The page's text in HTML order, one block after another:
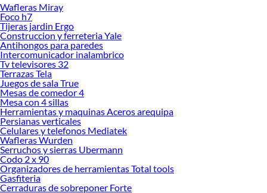
necesario para cada uno de tus proyectos en las mejores marcas de calidad y con
garantía.
Precios de Menaje Cocina en Sodimac Perú
Si buscar ahorrar, estás en la tienda correcta porque en Sodimac tenemos
nuestra política de precios bajos garantizados en Menaje Cocina, así que no
dudes más y compra online este producto con sus complementos para que
termines tu proyecto al 100% a un costo económico. Además, elige entre las
opciones de delivery o recojo en tienda.
Las mejores marcas de Menaje Cocina
Sabemos que la calidad, confianza y seguridad son factores importantes al
momento de decidir qué modelo comprar, por ello contamos con una amplia
oferta de marcas prestigiosas y reconocidas en Menaje Cocina. De esta manera,
inviertes en durabilidad, rendimiento, excelencia y satisfacción garantizada.
Wafleras Miray
Foco h7
Tijeras jardin Ergo
Construccion y ferreteria Yale
Antihongos para paredes
Intercomunicador inalambrico
Tv televisores 32
Terrazas Tela
Juegos de sala True
Mesas de comedor 4
Mesa con 4 sillas
Herramientas y maquinas Aceros arequipa
Persianas verticales
Celulares y telefonos Mediatek
Wafleras Wurden
Serruchos y sierras Ubermann
Codo 2 x 90
Organizadores de herramientas Total tools
Gasfiteria
Cerraduras de sobreponer Forte